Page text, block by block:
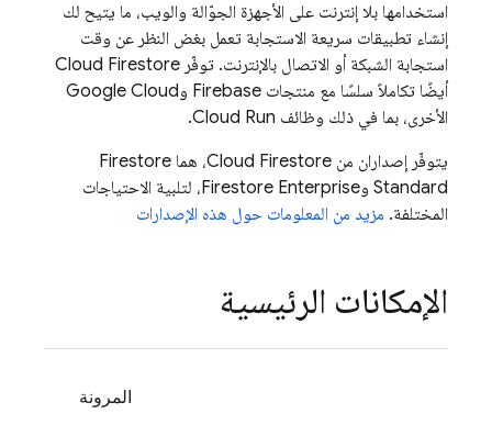
استخدامها بلا إنترنت على الأجهزة الجوّالة والويب، ما يتيح لك
إنشاء تطبيقات سريعة الاستجابة تعمل بغض النظر عن وقت
استجابة الشبكة أو الاتصال بالإنترنت. توفّر Cloud Firestore
أيضًا تكاملاً سلسًا مع منتجات Firebase و
Google Cloud
الأخرى، بما في ذلك وظائف Cloud Run
.
يتوفّر إصداران من Cloud Firestore
، هما Firestore
Standard وFirestore Enterprise، لتلبية الاحتياجات
المختلفة. مزيد من المعلومات حول هذه الإصدارات
الإمكانات الرئيسية
المرونة